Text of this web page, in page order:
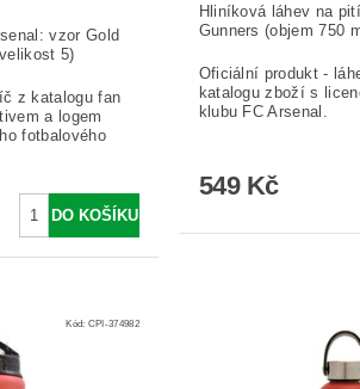
vzor Gold
5)
z katalogu fan
a logem
fotbalového
Hliníková láhev na
Gunners (objem 750
Oficiální produkt -
katalogu zboží s
klubu FC Arsenal.
549 Kč
Kód: CPI-374982